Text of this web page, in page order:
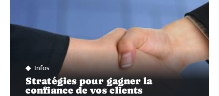
Infos
Stratégies pour gagner la
confiance de vos clients